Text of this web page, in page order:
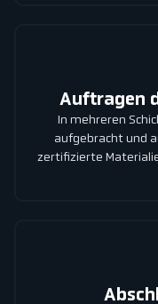
Auftragen
In mehreren
aufgebracht und
zertifizierte